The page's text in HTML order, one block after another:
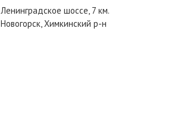
Ленинградское шоссе, 7 км.
Новогорск, Химкинский р-н